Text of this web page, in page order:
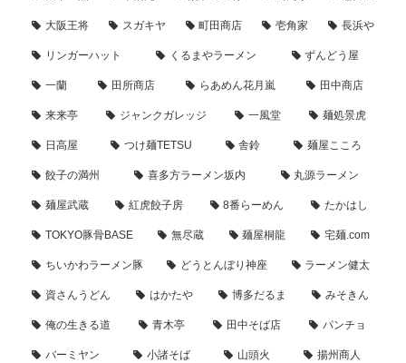
大阪王将 スガキヤ 町田商店 壱角家 長浜や
リンガーハット くるまやラーメン ずんどう屋
一蘭 田所商店 らあめん花月嵐 田中商店
来来亭 ジャンクガレッジ 一風堂 麺処景虎
日高屋 つけ麺TETSU 舎鈴 麺屋こころ
餃子の満州 喜多方ラーメン坂内 丸源ラーメン
麺屋武蔵 紅虎餃子房 8番らーめん たかはし
TOKYO豚骨BASE 無尽蔵 麺屋桐龍 宅麺.com
ちいかわラーメン豚 どうとんぼり神座 ラーメン健太
資さんうどん はかたや 博多だるま みそきん
俺の生きる道 青木亭 田中そば店 パンチョ
バーミヤン 小諸そば 山頭火 揚州商人